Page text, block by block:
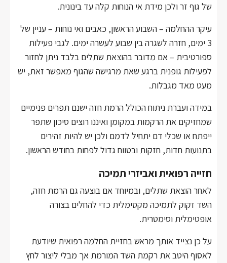
של גוף זר ולכן מידת אי הנוחות קלה עד בינונית.
עיקר ההחלמה – השבוע הראשון, כאבים ואי נוחות – עניין של
3 ימים, חזרה לשגרה בין שבוע לעשרה ימים. לגבי פעילות
ספורטיבית – אם מדובר בהוצאת שתלים בלבד ניתן לחזור
לפעילות גופנית ברגע שאת מרגישה שהגוף מאפשר זאת, יש
מעט מאד מגבלות.
במידה ועברת ניתוח הכולל הרמת חזה ישנם תפרים פנימיים
שמחזיקים את הרקמות במקומן ואיננו רוצים סיכון שתפר
ייפתח או שכלי דם יתחיל לדמם ולכן יש להיות זהירים
בתנועות חדות, חזקות ובטווח גדול לפחות בחודש הראשון.
חזייה רפואית ואביזרי תמיכה
לאחר הוצאת שתלים, ובמיוחד אם בוצעה גם הרמת חזה,
השד זקוק לתמיכה מקסימלית כדי להחלים בצורה
אופטימלית וסימטרית.
על כן נצייד אותך מראש בחזיית החלמה רפואית שיודעת
לאסוף היטב את רקמת השד המורמת אך מבלי ליצור לחץ